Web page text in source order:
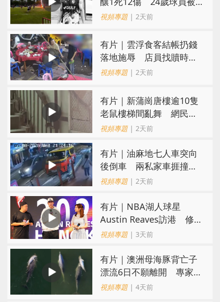
閃電劈中亡
視頻專題| 2天前
​有片｜雲浮食客結帳扔錢
落地施辱 店員找贖時還
施彼身獲老闆肯定
視頻專題| 2天前
有片｜新蒲崗唐樓逾10隻
老鼠樓梯間亂舞 網民嚇
親：每次經過都要好大勇
視頻專題| 2天前
有片｜油麻地七人車突向
後倒車 兩私家車捱撞
司機不顧而去
視頻專題| 2天前
有片｜NBA湖人球星
Austin Reaves訪港 修
頓與青少年交流球技
視頻專題| 3天前
有片｜澳洲母海豚背亡子
漂流6日不願離開 專家：
極度悲傷下的哀悼行為
視頻專題| 4天前